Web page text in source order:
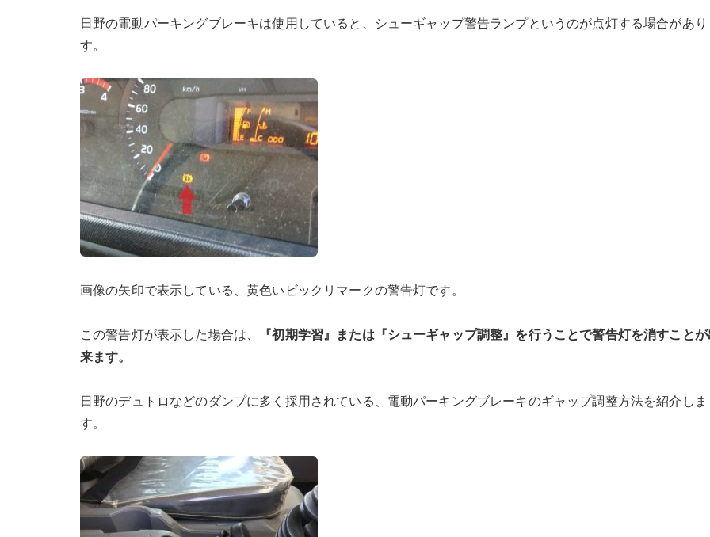
日野の電動パーキングブレーキは使用していると、シューギャップ警告ランプというのが点灯する場合があ
す。
画像の矢印で表示している、黄色いビックリマークの警告灯です。
この警告灯が表示した場合は、
『初期学習』または『シューギャップ調整』を行うことで警告灯を消すこと
来ます。
日野のデュトロなどのダンプに多く採用されている、電動パーキングブレーキのギャップ調整方法を紹介しま
す。